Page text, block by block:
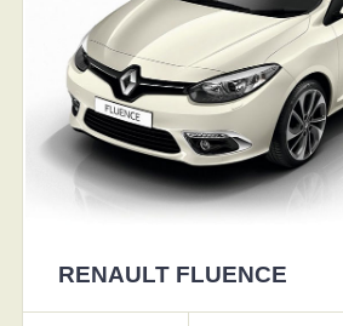
RENAULT FLUENCE